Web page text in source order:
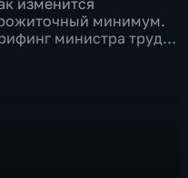
изменится
минимум.
министра труда